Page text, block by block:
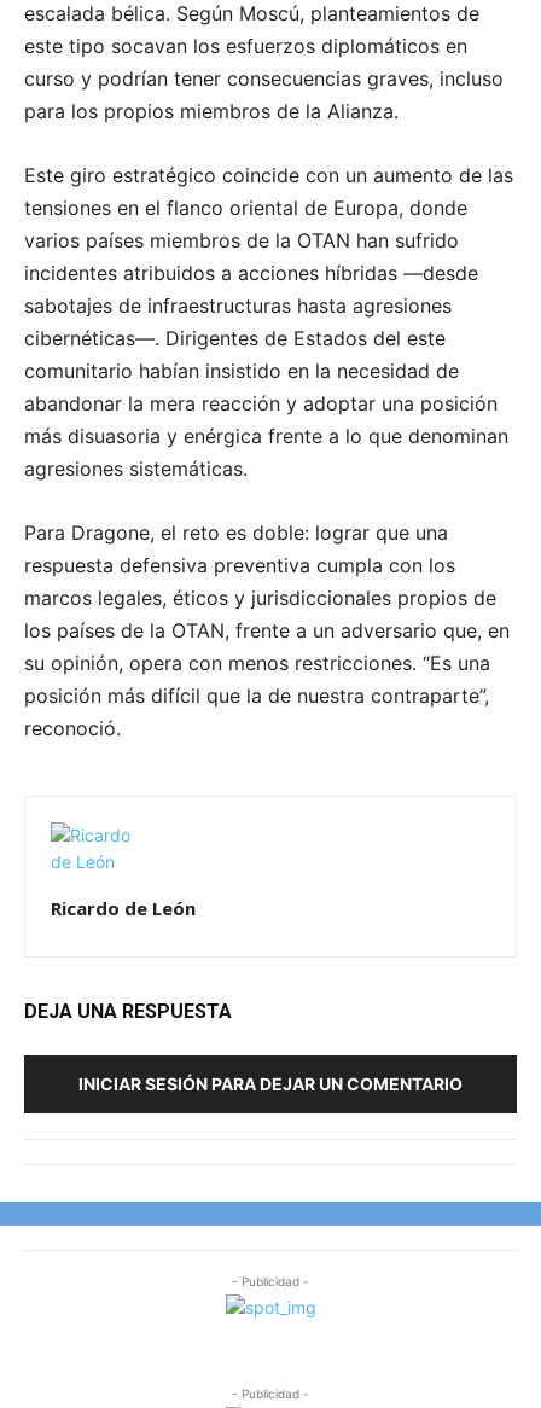
escalada bélica. Según Moscú, planteamientos de
este tipo socavan los esfuerzos diplomáticos en
curso y podrían tener consecuencias graves, incluso
para los propios miembros de la Alianza.
Este giro estratégico coincide con un aumento de las
tensiones en el flanco oriental de Europa, donde
varios países miembros de la OTAN han sufrido
incidentes atribuidos a acciones híbridas —desde
sabotajes de infraestructuras hasta agresiones
cibernéticas—. Dirigentes de Estados del este
comunitario habían insistido en la necesidad de
abandonar la mera reacción y adoptar una posición
más disuasoria y enérgica frente a lo que denominan
agresiones sistemáticas.
Para Dragone, el reto es doble: lograr que una
respuesta defensiva preventiva cumpla con los
marcos legales, éticos y jurisdiccionales propios de
los países de la OTAN, frente a un adversario que, en
su opinión, opera con menos restricciones. “Es una
posición más difícil que la de nuestra contraparte”,
reconoció.
Ricardo de León
DEJA UNA RESPUESTA
INICIAR SESIÓN PARA DEJAR UN COMENTARIO
- Publicidad -
- Publicidad -